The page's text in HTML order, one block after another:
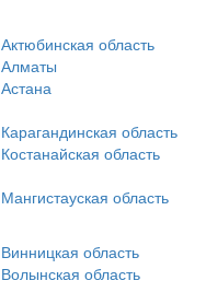
Актюбинская область
Алматы
Астана
Карагандинская область
Костанайская область
Мангистауская область
Винницкая область
Волынская область